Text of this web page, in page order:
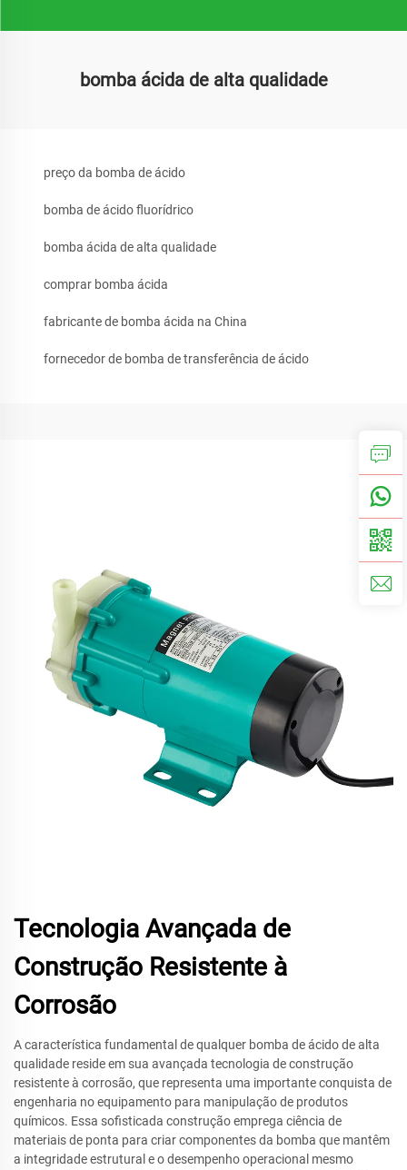
bomba ácida de alta qualidade
preço da bomba de ácido
bomba de ácido fluorídrico
bomba ácida de alta qualidade
comprar bomba ácida
fabricante de bomba ácida na China
fornecedor de bomba de transferência de ácido
Tecnologia Avançada de
Construção Resistente à
Corrosão
A característica fundamental de qualquer bomba de ácido de alta
qualidade reside em sua avançada tecnologia de construção
resistente à corrosão, que representa uma importante conquista de
engenharia no equipamento para manipulação de produtos
químicos. Essa sofisticada construção emprega ciência de
materiais de ponta para criar componentes da bomba que mantêm
a integridade estrutural e o desempenho operacional mesmo